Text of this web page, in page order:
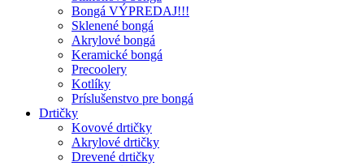
Bongá VÝPREDAJ!!!
Sklenené bongá
Akrylové bongá
Keramické bongá
Precoolery
Kotlíky
Príslušenstvo pre bongá
Drtičky
Kovové drtičky
Akrylové drtičky
Drevené drtičky